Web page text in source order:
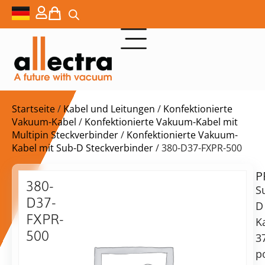
Startseite/ Kabel und Leitungen / Konfektionierte
Vakuum-Kabel / Konfektionierte Vakuum-Kabel mit
Multipin Steckverbinder/ Konfektionierte Vakuum-
Kabel mit Sub-D Steckverbinder/ 380-D37-FXPR-500
380-
D37-
FXPR-
500
$
Lieferzeit:
D